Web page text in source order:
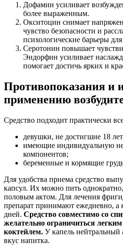
Дофамин усиливает
более выраженным.
Окситоцин снимает
чувство безопасности и
психологические барьеры
Серотонин повышает
Эндорфин усиливает
помогает достичь ярких и
Противопоказания и
применению
Средство подходит практически
девушки, не достигшие 18
имеющие индивидуальную
компонентов;
беременные и кормящие
Для удобства приема средство
капсул. Их можно пить
половым актом. Для лечения
препарат принимают ежедневно, а
дней. Средство совместимо со
желательно ограничиться
коктейлем. У капель нейтральный
вкус напитка.